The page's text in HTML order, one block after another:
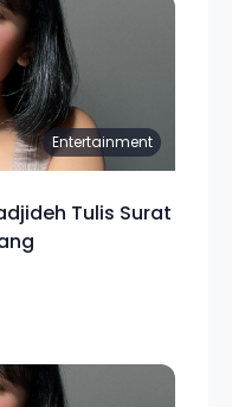
Entertainment
Tulis Surat